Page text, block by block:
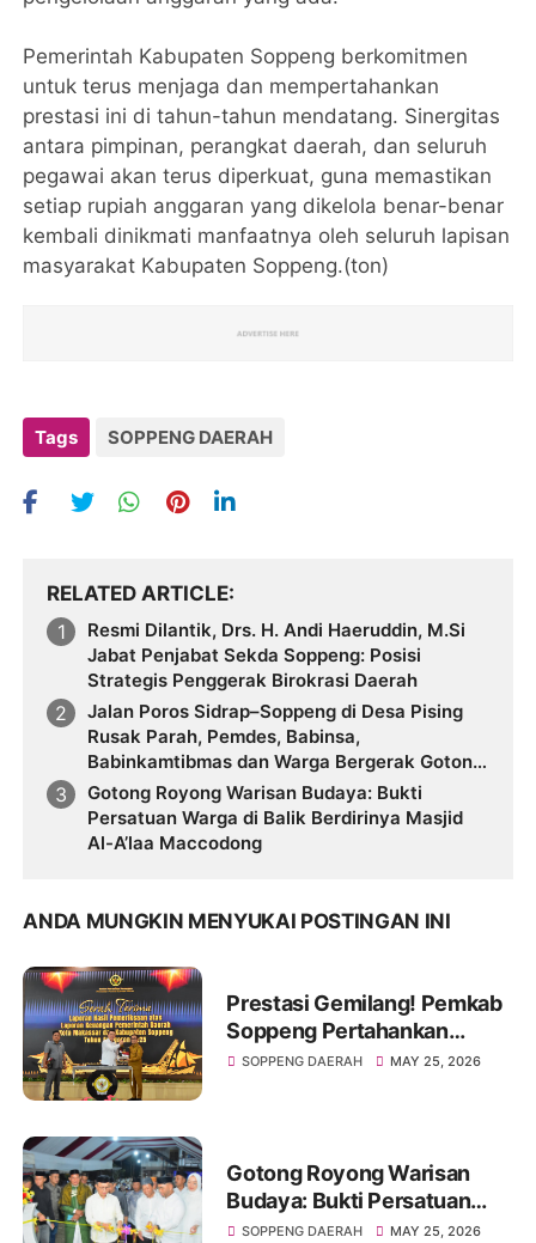
Pemerintah Kabupaten Soppeng berkomitmen
untuk terus menjaga dan mempertahankan
prestasi ini di tahun-tahun mendatang. Sinergitas
antara pimpinan, perangkat daerah, dan seluruh
pegawai akan terus diperkuat, guna memastikan
setiap rupiah anggaran yang dikelola benar-benar
kembali dinikmati manfaatnya oleh seluruh lapisan
masyarakat Kabupaten Soppeng.(ton)
Tags SOPPENG DAERAH
RELATED ARTICLE
Resmi Dilantik, Drs. H. Andi Haeruddin, M.Si
Jabat Penjabat Sekda Soppeng: Posisi
Strategis Penggerak Birokrasi Daerah
Jalan Poros Sidrap–Soppeng di Desa Pising
Rusak Parah, Pemdes, Babinsa,
Babinkamtibmas dan Warga Bergerak Gotong
Royong Timbun Lubang
Gotong Royong Warisan Budaya: Bukti
Persatuan Warga di Balik Berdirinya Masjid
Al-A’laa Maccodong
ANDA MUNGKIN MENYUKAI POSTINGAN INI
Prestasi Gemilang! Pemkab
Soppeng Pertahankan
Predikat WTP Tahun 2026
SOPPENG DAERAH MAY 25, 2026
Gotong Royong Warisan
Budaya: Bukti Persatuan
Warga di Balik Berdirinya
SOPPENG DAERAH MAY 25, 2026